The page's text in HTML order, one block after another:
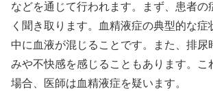
などを通じて行われます。まず、患者の
く聞き取ります。血精液症の典型的な症
中に血液が混じることです。また、排尿
みや不快感を感じることもあります。こ
場合、医師は血精液症を疑います。